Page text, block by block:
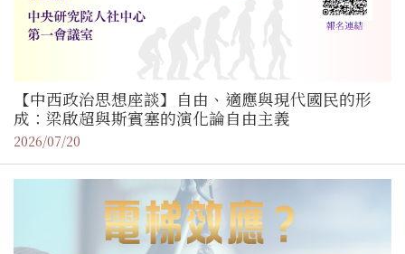
【中西政治思想座談】自由、適應與現代國民的形
成：梁啟超與斯賓塞的演化論自由主義
2026/07/20